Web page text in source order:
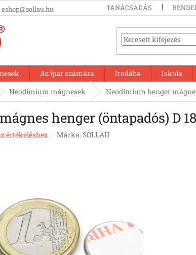
eshop@sollau.hu TANÁCSADÁS
Az ipar számára Irodába Iskola
Neodímium mágnesek Neodímium henger
henger (öntapadós) D
értékeléshez Márka:SOLLAU